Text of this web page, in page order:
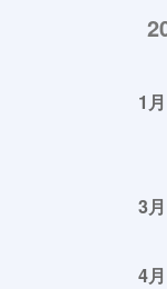
1月
3月
4月